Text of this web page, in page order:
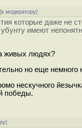
к модератору]
которые даже не
имеют
живых людях?
но еще немного
нескучного
победы.
]